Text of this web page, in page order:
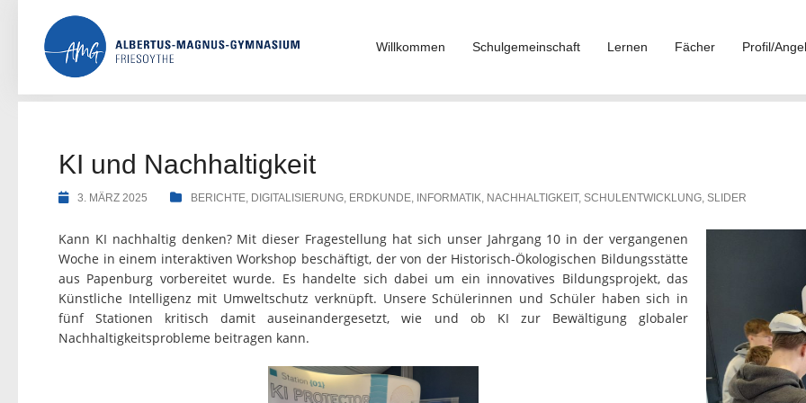
content
Willkommen Schulgemeinschaft Lernen Fächer Profil/
KI und Nachhaltigkeit
3. MÄRZ 2025 BERICHTE, DIGITALISIERUNG, ERDKUNDE, INFORMATIK, NACHHALTIGKEIT, SCHULENTWICKLUNG, SLIDER
Kann KI nachhaltig denken? Mit dieser Fragestellung hat sich unser Jahrgang 10 in der vergangenen
Woche in einem interaktiven Workshop beschäftigt, der von der Historisch-Ökologischen Bildungsstätte
aus Papenburg vorbereitet wurde. Es handelte sich dabei um ein innovatives Bildungsprojekt, das
Künstliche Intelligenz mit Umweltschutz verknüpft. Unsere Schülerinnen und Schüler haben sich in
fünf Stationen kritisch damit auseinandergesetzt, wie und ob KI zur Bewältigung globaler
Nachhaltigkeitsprobleme beitragen kann.